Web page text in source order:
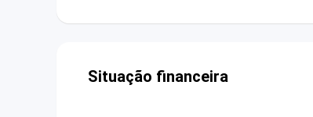
Situação financeira